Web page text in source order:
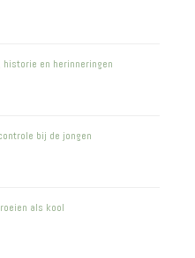
en herinneringen
bij de jongen
als kool